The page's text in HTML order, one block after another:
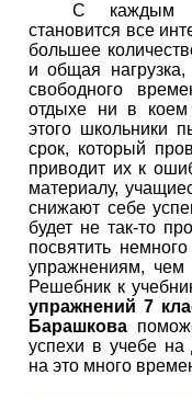
С каждым
становится все
большее
и общая
свободного
отдыхе ни в коем
этого школьники
срок, который
приводит их к
материалу,
снижают себе
будет не так-то
посвятить
упражнениям,
Решебник к
упражнений 7
Барашкова
успехи в учебе на
на это много